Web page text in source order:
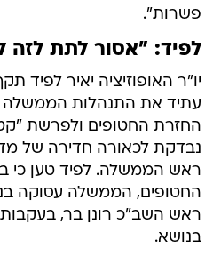
פשרות".
לפיד: "אסור לתת לזה
יו"ר האופוזיציה יאיר לפיד
עתיד את התנהלות הממשלה
החזרת החטופים ולפרשת
נבדקת לכאורה חדירה של
ראש הממשלה. לפיד טען כי
החטופים, הממשלה עסוקה
ראש השב"כ רונן בר,
בנושא.